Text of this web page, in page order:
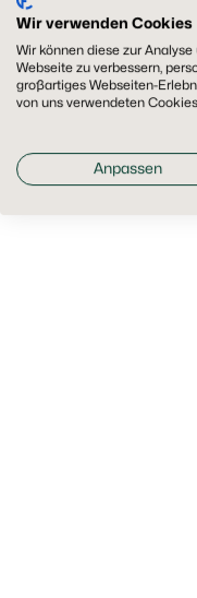
Wir verwenden Cookies
Wir können diese zur
Webseite zu verbessern,
großartiges Webseiten-
von uns verwendeten
Anpassen